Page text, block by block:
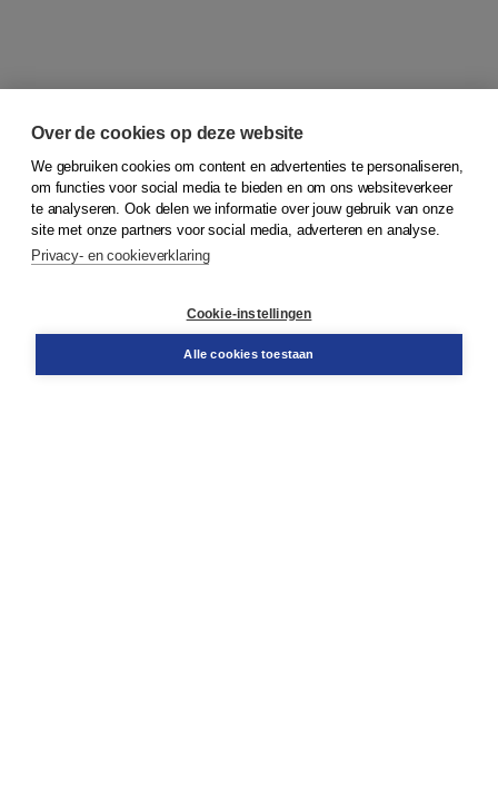
© 2026Koninklijke Boom uitgevers
Bestellen
Over de cookies op deze website
We gebruiken cookies om content en advertenties te personaliseren,
om functies voor social media te bieden en om ons websiteverkeer
te analyseren. Ook delen we informatie over jouw gebruik van onze
site met onze partners voor social media, adverteren en analyse.
Privacy- en cookieverklaring
Cookie-instellingen
Alle cookies toestaan